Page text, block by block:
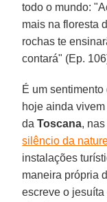
todo o mundo:
mais na floresta
rochas te
contará" (Ep.
É um
hoje ainda
daToscana,
silêncio da
instalações
maneira própria
escreve o jesuíta